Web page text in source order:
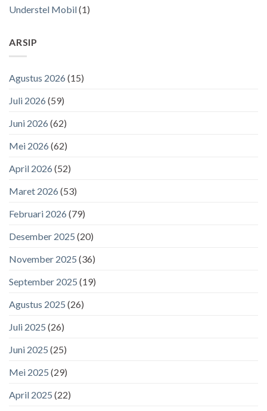
Understel Mobil(1)
ARSIP
Agustus 2026 (15)
Juli 2026 (59)
Juni 2026 (62)
Mei 2026 (62)
April 2026 (52)
Maret 2026 (53)
Februari 2026 (79)
Desember 2025 (20)
November 2025 (36)
September 2025 (19)
Agustus 2025 (26)
Juli 2025 (26)
Juni 2025 (25)
Mei 2025 (29)
April 2025 (22)